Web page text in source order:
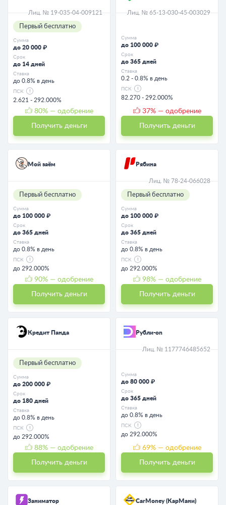
Лиц. № 19-035-04-009121
Первый бесплатно
Сумма
до 20 000 ₽
Срок
до 14 дней
Ставка
до 0.8% в день
ПСК
2.621 - 292.000%
80% — одобрение
Получить деньги
Лиц. № 65-13-030-45-003029
Сумма
до 100 000 ₽
Срок
до 365 дней
Ставка
0.2 - 0.8% в день
ПСК
82.270 - 292.000%
37% — одобрение
Получить деньги
Мой заём
Первый бесплатно
Сумма
до 100 000 ₽
Срок
до 365 дней
Ставка
до 0.8% в день
ПСК
до 292.000%
90% — одобрение
Получить деньги
Рябина
Лиц. № 78-24-066028
Первый бесплатно
Сумма
до 100 000 ₽
Срок
до 365 дней
Ставка
до 0.8% в день
ПСК
до 292.000%
98% — одобрение
Получить деньги
Кредит Панда
Первый бесплатно
Сумма
до 200 000 ₽
Срок
до 180 дней
Ставка
до 0.8% в день
ПСК
до 292.000%
88% — одобрение
Получить деньги
Рубли-on
Лиц. № 1177746485652
Сумма
до 80 000 ₽
Срок
до 365 дней
Ставка
до 0.8% в день
ПСК
до 292.000%
69% — одобрение
Получить деньги
Заниматор CarMoney (КарМани)